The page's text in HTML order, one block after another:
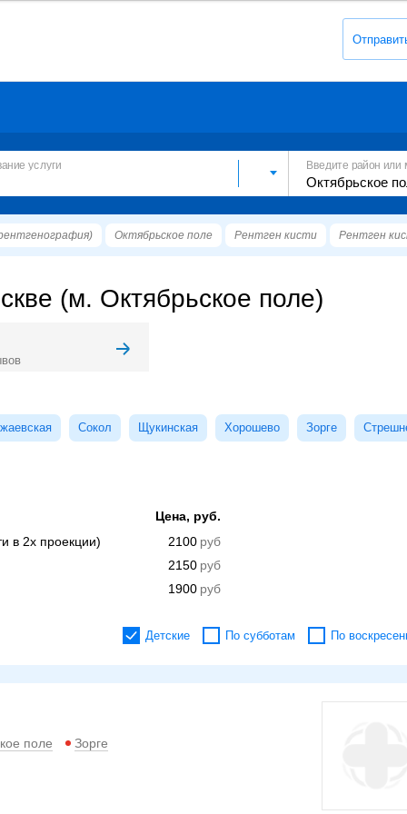
услуги Введите район или
Октябрьское поле Рентген кисти Рентген
(м. Октябрьское поле)
Сокол Щукинская Хорошево Зорге
Цена, руб.
в 2х проекции)
2100
2150
1900
Детские По субботам По
поле Зорге